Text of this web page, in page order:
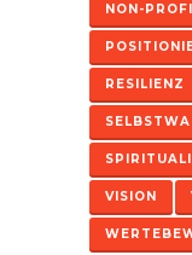
NON-
RESILIENZ
VISION